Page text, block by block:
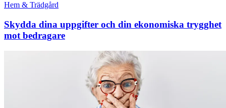
Hem & Trädgård
Skydda dina uppgifter och din ekonomiska trygghet
mot bedragare